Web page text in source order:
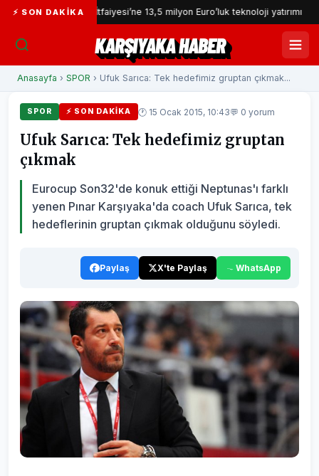
⚡ SON DAKIKA
İzmir İtfaiyesi’ne 13,5 milyon Euro’luk teknoloji yatırımı
KARŞIYAKA HABER
Anasayfa › SPOR › Ufuk Sarıca: Tek hedefimiz gruptan çıkmak...
SPOR ⚡ SON DAKIKA 🕐 15 Ocak 2015, 10:43💬 0 yorum
Ufuk Sarıca: Tek hedefimiz gruptan
çıkmak
Eurocup Son32'de konuk ettiği Neptunas'ı farklı
yenen Pınar Karşıyaka'da coach Ufuk Sarıca, tek
hedeflerinin gruptan çıkmak olduğunu söyledi.
Paylaş X'te Paylaş WhatsApp